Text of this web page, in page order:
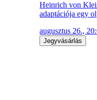
Heinrich von
adaptációja egy
augusztus 26.,
Jegyvásárlás